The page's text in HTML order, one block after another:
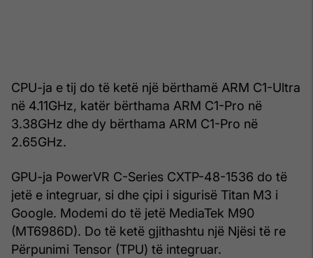
CPU-ja e tij do të ketë një bërthamë ARM C1-Ultra
në 4.11GHz, katër bërthama ARM C1-Pro në
3.38GHz dhe dy bërthama ARM C1-Pro në
2.65GHz.
GPU-ja PowerVR C-Series CXTP-48-1536 do të
jetë e integruar, si dhe çipi i sigurisë Titan M3 i
Google. Modemi do të jetë MediaTek M90
(MT6986D). Do të ketë gjithashtu një Njësi të re
Përpunimi Tensor (TPU) të integruar.